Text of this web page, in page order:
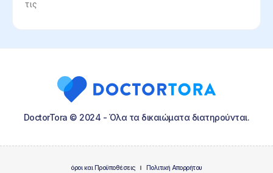
τις
DoctorTora © 2024 - Όλα τα δικαιώματα διατηρούνται.
όροι και Προϋποθέσεις Πολιτική Απορρήτου